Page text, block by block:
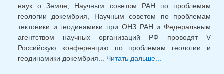
наук о Земле, Научным советом РАН по проблемам
геологии докембрия, Научным советом по проблемам
тектоники и геодинамики при ОНЗ РАН и Федеральным
агентством научных организаций РФ проводят V
Российскую конференцию по проблемам геологии и
геодинамики докембрия... Читать дальше...